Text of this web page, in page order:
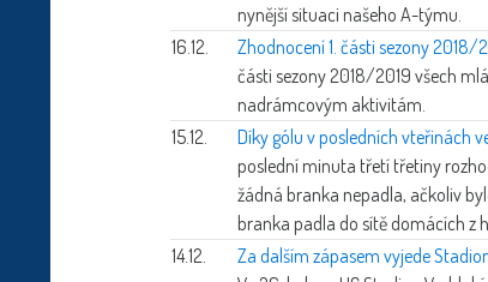
nynější situaci našeho A-týmu.
16.12.
Zhodnocení 1. části sezony 2018/
části sezony 2018/2019 všech
nadrámcovým aktivitám.
15.12.
Díky gólu v posledních vteřinách
poslední minuta třetí třetiny
žádná branka nepadla, ačkoliv
branka padla do sítě domácích z
14.12.
Za dalším zápasem vyjede